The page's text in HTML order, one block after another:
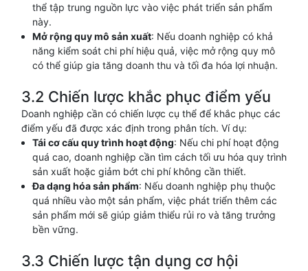
thể tập trung nguồn lực vào việc phát triển sản phẩm
này.
Mở rộng quy mô sản xuất: Nếu doanh nghiệp có khả
năng kiểm soát chi phí hiệu quả, việc mở rộng quy mô
có thể giúp gia tăng doanh thu và tối đa hóa lợi nhuận.
3.2 Chiến lược khắc phục điểm yếu
Doanh nghiệp cần có chiến lược cụ thể để khắc phục các
điểm yếu đã được xác định trong phân tích. Ví dụ:
Tái cơ cấu quy trình hoạt động: Nếu chi phí hoạt động
quá cao, doanh nghiệp cần tìm cách tối ưu hóa quy trình
sản xuất hoặc giảm bớt chi phí không cần thiết.
Đa dạng hóa sản phẩm: Nếu doanh nghiệp phụ thuộc
quá nhiều vào một sản phẩm, việc phát triển thêm các
sản phẩm mới sẽ giúp giảm thiểu rủi ro và tăng trưởng
bền vững.
3.3 Chiến lược tận dụng cơ hội